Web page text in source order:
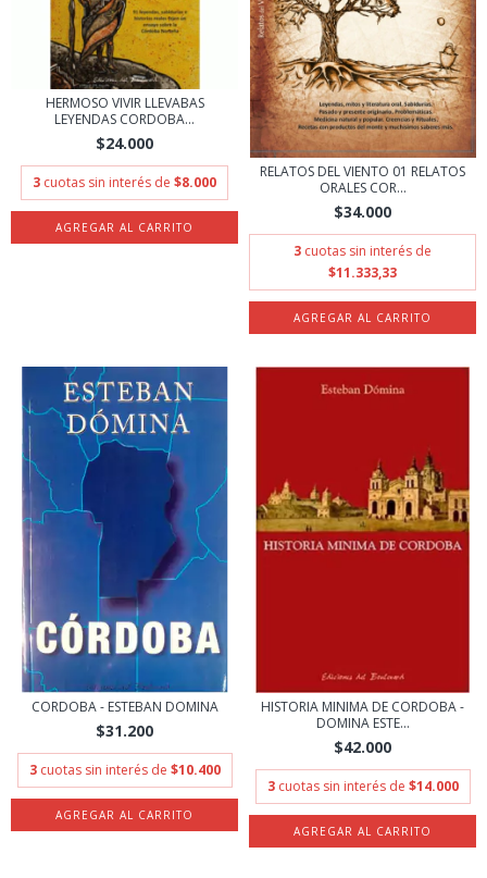
HERMOSO VIVIR LLEVABAS
LEYENDAS CORDOBA...
$24.000
3 cuotas sin interés de $8.000
RELATOS DEL VIENTO 01 RELATOS
ORALES COR...
$34.000
3 cuotas sin interés de
$11.333,33
CORDOBA - ESTEBAN DOMINA
$31.200
3 cuotas sin interés de $10.400
HISTORIA MINIMA DE CORDOBA -
DOMINA ESTE...
$42.000
3 cuotas sin interés de $14.000